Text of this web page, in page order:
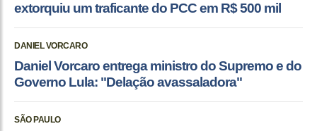
extorquiu um traficante do PCC em R$ 500 mil
DANIEL VORCARO
Daniel Vorcaro entrega ministro do Supremo e do
Governo Lula: "Delação avassaladora"
SÃO PAULO